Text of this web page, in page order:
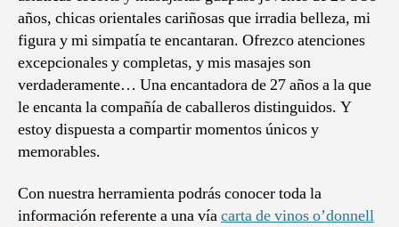
años, chicas orientales cariñosas que irradia belleza, mi
figura y mi simpatía te encantaran. Ofrezco atenciones
excepcionales y completas, y mis masajes son
verdaderamente… Una encantadora de 27 años a la que
le encanta la compañía de caballeros distinguidos. Y
estoy dispuesta a compartir momentos únicos y
memorables.
Con nuestra herramienta podrás conocer toda la
información referente a una víacarta de vinos o’donnell